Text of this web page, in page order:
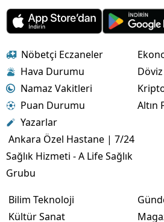
Nöbetçi Eczaneler
Hava Durumu
Namaz Vakitleri
Puan Durumu
Yazarlar
Ankara Özel Hastane | 7/24
Sağlık Hizmeti - A Life Sağlık
Grubu
Altın
Bilim Teknoloji
Kültür Sanat